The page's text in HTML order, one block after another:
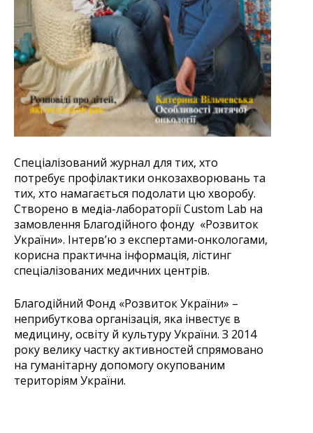
Спеціалізований журнал для тих, хто
потребує профілактики онкозахворювань та
тих, хто намагається подолати цю хворобу.
Створено в медіа-лабораторії Custom Lab на
замовлення Благодійного фонду «Розвиток
України». Інтерв’ю з експертами-онкологами,
корисна практична інформація, лістинг
спеціалізованих медичних центрів.
Благодійний Фонд «Розвиток України» –
неприбуткова організація, яка інвестує в
медицину, освіту й культуру України. З 2014
року великучасткуактивностей спрямовано
на гуманітарну допомогу окупованим
територіям України.